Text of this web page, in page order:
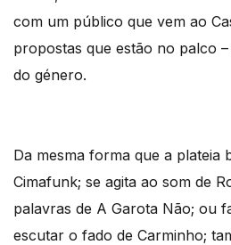
com um público que vem ao
propostas que estão no palco
do género.
Da mesma forma que a plateia
Cimafunk; se agita ao som de
palavras de A Garota Não; ou
escutar o fado de Carminho;